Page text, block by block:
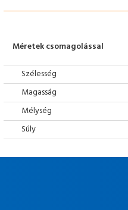
Méretek csomagolással
Szélesség
Magasság
Mélység
Súly